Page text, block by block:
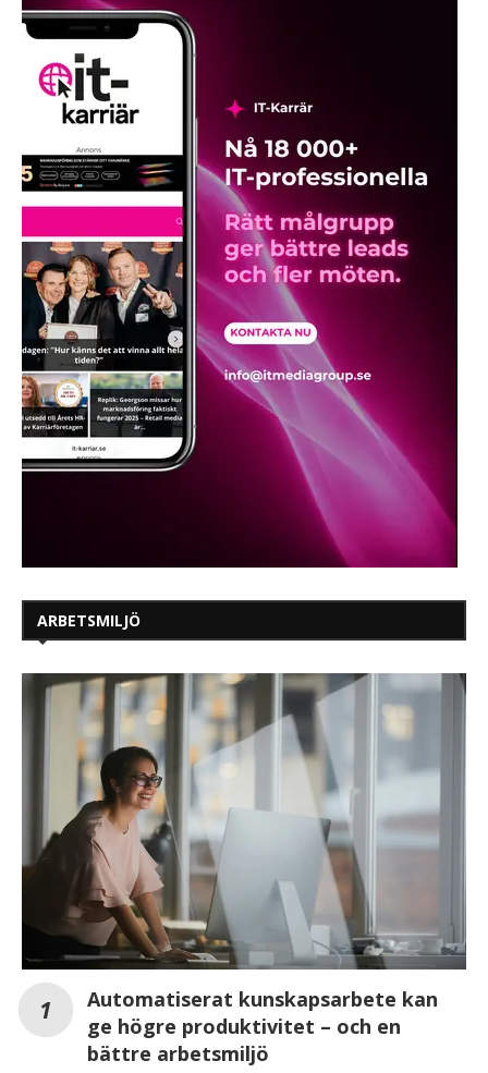
ARBETSMILJÖ
Automatiserat kunskapsarbete kan
ge högre produktivitet – och en
bättre arbetsmiljö